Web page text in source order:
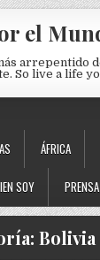
el
arrepentido
So live a life
ÁFRICA
SOY PRENSA
Bolivia